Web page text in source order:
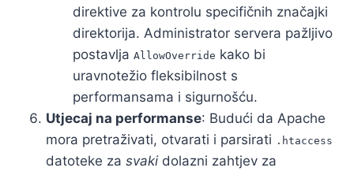
direktive za kontrolu specifičnih značajki
direktorija. Administrator servera pažljivo
postavlja AllowOverride kako bi
uravnotežio fleksibilnost s
performansama i sigurnošću.
Utjecaj na performanse: Budući da Apache
mora pretraživati, otvarati i parsirati .htaccess
datoteke za svaki dolazni zahtjev za